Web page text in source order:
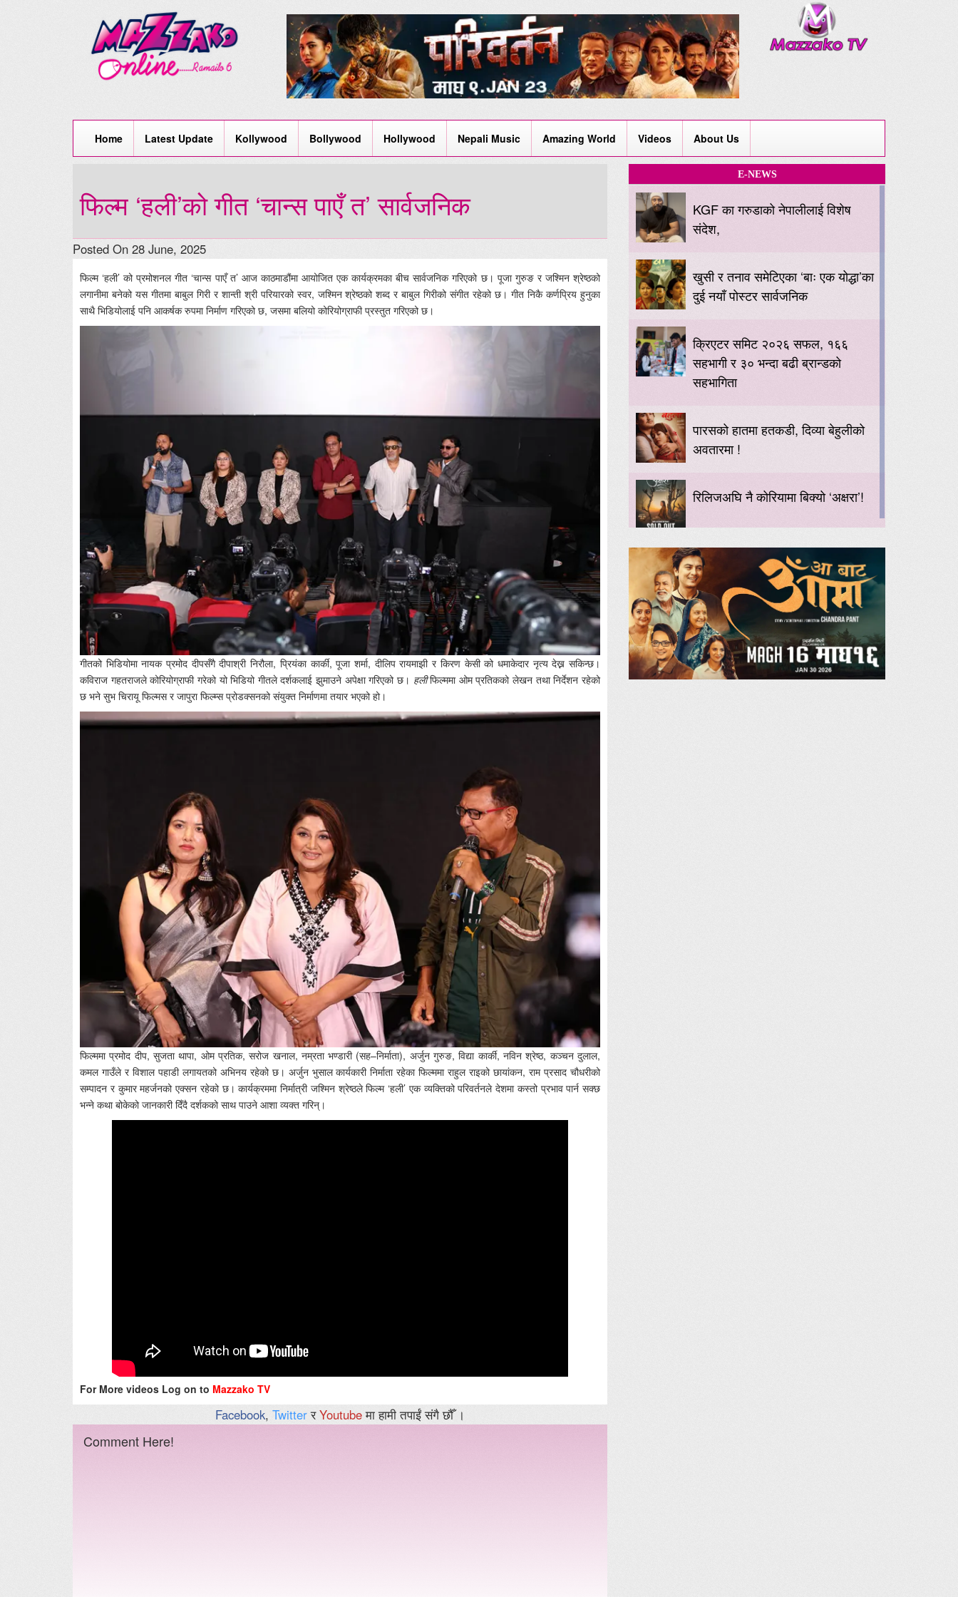
Home Latest Update Kollywood Bollywood Hollywood Nepali Music Amazing World Videos About Us
फिल्म ‘हली’को गीत ‘चान्स पाएँ त’ सार्वजनिक
Posted On 28 June, 2025
फिल्म ‘हली’ को प्रमोशनल गीत ‘चान्स पाएँ त’ आज काठमाडौंमा आयोजित एक कार्यक्रमका बीच सार्वजनिक गरिएको छ। पूजा गुरुङ र जश्मिन श्रेष्ठको
लगानीमा बनेको यस गीतमा बाबुल गिरी र शान्ती श्री परियारको स्वर, जश्मिन श्रेष्ठको शब्द र बाबुल गिरीको संगीत रहेको छ। गीत निकै कर्णप्रिय हुनुका
साथै भिडियोलाई पनि आकर्षक रुपमा निर्माण गरिएको छ, जसमा बलियो कोरियोग्राफी प्रस्तुत गरिएको छ।
गीतको भिडियोमा नायक प्रमोद दीपसँगै दीपाश्री निरौला, प्रियंका कार्की, पूजा शर्मा, दीलिप रायमाझी र किरण केसी को धमाकेदार नृत्य देख्न सकिन्छ।
कविराज गहतराजले कोरियोग्राफी गरेको यो भिडियो गीतले दर्शकलाई झुमाउने अपेक्षा गरिएको छ। हलीफिल्ममा ओम प्रतिकको लेखन तथा निर्देशन रहेको
छ भने सुभ चिरायू फिल्मस र जापुरा फिल्म्स प्रोडक्सनको संयुक्त निर्माणमा तयार भएको हो।
फिल्ममा प्रमोद दीप, सुजता थापा, ओम प्रतिक, सरोज खनाल, नम्रता भण्डारी (सह–निर्माता), अर्जुन गुरुङ, विद्या कार्की, नविन श्रेष्ठ, कञ्चन दुलाल,
कमल गाउँले र विशाल पहाडी लगायतको अभिनय रहेको छ। अर्जुन भुसाल कार्यकारी निर्माता रहेका फिल्ममा राहुल राइको छायांकन, राम प्रसाद चौधरीको
सम्पादन र कुमार महर्जनको एक्सन रहेको छ। कार्यक्रममा निर्मात्री जश्मिन श्रेष्ठले फिल्म ‘हली’ एक व्यक्तिको परिवर्तनले देशमा कस्तो प्रभाव पार्न सक्छ
भन्ने कथा बोकेको जानकारी दिँदै दर्शकको साथ पाउने आशा व्यक्त गरिन्।
For More videos Log on to Mazzako TV
Facebook, TwitterरYoutubeमा हामी तपाईं संगै छौँ ।
Comment Here!
E-NEWS
KGF का गरुडाको नेपालीलाई विशेष
संदेश,
खुसी र तनाव समेटिएका ‘बाः एक योद्धा’का
दुई नयाँ पोस्टर सार्वजनिक
क्रिएटर समिट २०२६ सफल, १६६
सहभागी र ३० भन्दा बढी ब्रान्डको
सहभागिता
पारसको हातमा हतकडी, दिव्या बेहुलीको
अवतारमा !
रिलिजअघि नै कोरियामा बिक्यो ‘अक्षरा’!